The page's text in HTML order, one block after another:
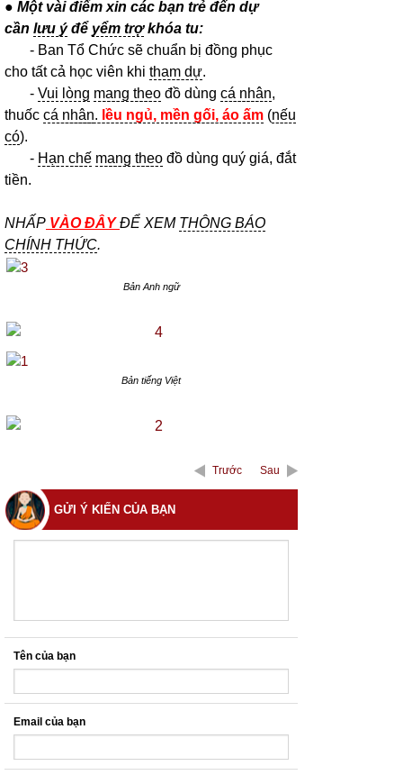
● Một vài điểm xin các bạn trẻ đến dự
cần lưu ýđể yểm trợkhóa tu:
- Ban Tổ Chức sẽ chuẩn bị đồng phục
cho tất cả học viên khi tham dự.
- Vui lòng mang theo đồ dùng cá nhân,
thuốc cá nhân. lều ngủ, mền gối, áo ấm (nếu
có).
- Hạn chế mang theo đồ dùng quý giá, đắt
tiền.
NHẤP VÀO ĐÂY ĐỂ XEM THÔNG BÁO
CHÍNH THỨC.
Bản Anh ngữ
Bản tiếng Việt
Trước Sau
GỬI Ý KIẾN CỦA BẠN
Tên của bạn
Email của bạn